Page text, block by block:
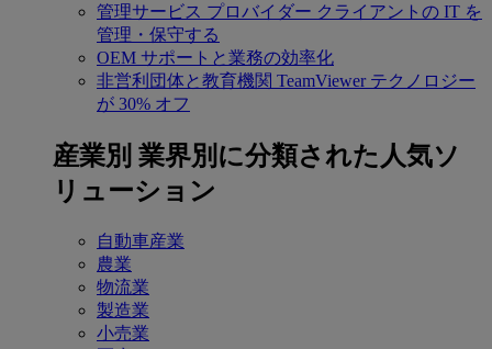
管理サービス プロバイダー クライアントの IT を
管理・保守する
OEM サポートと業務の効率化
非営利団体と教育機関 TeamViewer テクノロジー
が 30% オフ
産業別 業界別に分類された人気ソ
リューション
自動車産業
農業
物流業
製造業
小売業